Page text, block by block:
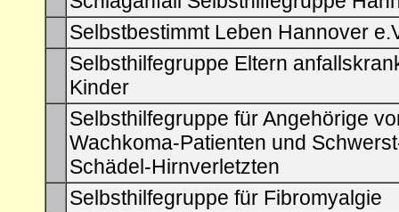
Selbstbestimmt Leben Hannover
Selbsthilfegruppe Eltern
Kinder
Selbsthilfegruppe für Angehörige
Wachkoma-Patienten und
Schädel-Hirnverletzten
Selbsthilfegruppe für Fibromyalgie